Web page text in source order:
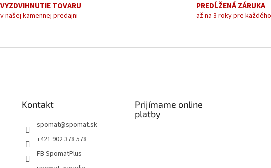
VYZDVIHNUTIE TOVARU
v našej kamennej predajni
PREDĹŽENÁ ZÁRUKA
až na 3 roky pre každého
Kontakt
spomat@spomat.sk
+421 902 378 578
FB SpomatPlus
Prijímame online
platby